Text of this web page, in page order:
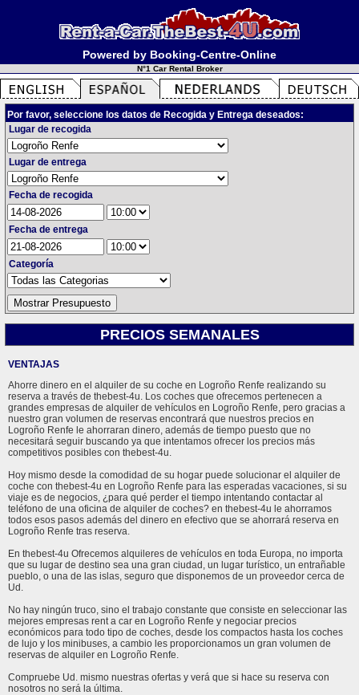
Powered by Booking-Centre-Online
N°1 Car Rental Broker
Por favor, seleccione los datos de Recogida y Entrega deseados:
Lugar de recogida
Lugar de entrega
Fecha de recogida
Fecha de entrega
Categoría
PRECIOS SEMANALES
VENTAJAS
Ahorre dinero en el alquiler de su coche en Logroño Renfe realizando su
reserva a través de thebest-4u. Los coches que ofrecemos pertenecen a
grandes empresas de alquiler de vehículos en Logroño Renfe, pero gracias a
nuestro gran volumen de reservas encontrará que nuestros precios en
Logroño Renfe le ahorraran dinero, además de tiempo puesto que no
necesitará seguir buscando ya que intentamos ofrecer los precios más
competitivos posibles con thebest-4u.
Hoy mismo desde la comodidad de su hogar puede solucionar el alquiler de
coche con thebest-4u en Logroño Renfe para las esperadas vacaciones, si su
viaje es de negocios, ¿para qué perder el tiempo intentando contactar al
teléfono de una oficina de alquiler de coches? en thebest-4u le ahorramos
todos esos pasos además del dinero en efectivo que se ahorrará reserva en
Logroño Renfe tras reserva.
En thebest-4u Ofrecemos alquileres de vehículos en toda Europa, no importa
que su lugar de destino sea una gran ciudad, un lugar turístico, un entrañable
pueblo, o una de las islas, seguro que disponemos de un proveedor cerca de
Ud.
No hay ningún truco, sino el trabajo constante que consiste en seleccionar las
mejores empresas rent a car en Logroño Renfe y negociar precios
económicos para todo tipo de coches, desde los compactos hasta los coches
de lujo y los minibuses, a cambio les proporcionamos un gran volumen de
reservas de alquiler en Logroño Renfe.
Compruebe Ud. mismo nuestras ofertas y verá que si hace su reserva con
nosotros no será la última.